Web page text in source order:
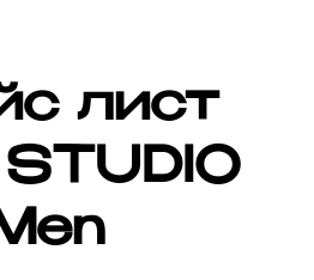
лист